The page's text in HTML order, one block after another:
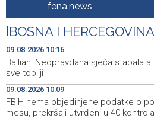
Marija Šerifović pred više
zatvorila 'Dane dijaspore 2026' u
09:28
Kušljugić: Sprječavanje
za očuvanje zdravlja srca tokom
U jami 'Raspotočje' petu noć
rudara
09:20
Gosti iz regiona okupirali
fena.news
BOSNA I HERCEGOVINA
09.08.2026 10:16
Ballian: Neopravdana sječa stabala
sve topliji
09.08.2026 10:09
FBiH nema objedinjene podatke o
mesu, prekršaji utvrđeni u 40 kontrola